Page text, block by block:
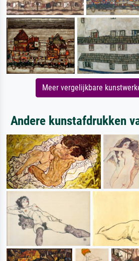
Meer vergelijkbare
Andere kunstafdrukken